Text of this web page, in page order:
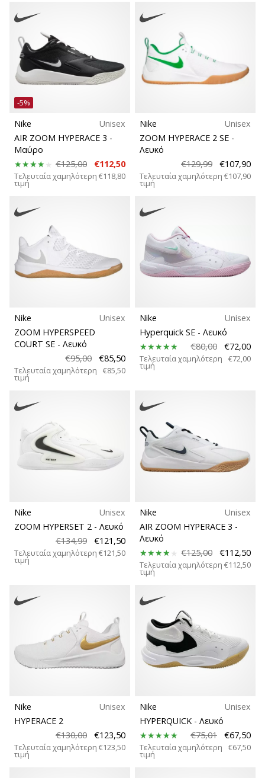
…
Εμφάνιση
όλων
των
άρθρων
-5%
Nike
Unisex
AIR ZOOM HYPERACE 3 -
Μαύρο
€125,00
€112,50
Τελευταία χαμηλότερη
τιμή
€118,80
Nike
Unisex
ZOOM HYPERACE 2 SE -
Λευκό
€129,99
€107,90
Τελευταία χαμηλότερη
τιμή
€107,90
Nike
Unisex
ZOOM HYPERSPEED
COURT SE - Λευκό
€95,00
€85,50
Τελευταία χαμηλότερη
τιμή
€85,50
Nike
Unisex
Hyperquick SE - Λευκό
€80,00
€72,00
Τελευταία χαμηλότερη
τιμή
€72,00
Nike
Unisex
ZOOM HYPERSET 2 - Λευκό
€134,99
€121,50
Τελευταία χαμηλότερη
τιμή
€121,50
Nike
Unisex
AIR ZOOM HYPERACE 3 -
Λευκό
€125,00
€112,50
Τελευταία χαμηλότερη
τιμή
€112,50
Nike
Unisex
HYPERACE 2
€130,00
€123,50
Τελευταία χαμηλότερη
τιμή
€123,50
Nike
Unisex
HYPERQUICK - Λευκό
€75,01
€67,50
Τελευταία χαμηλότερη
τιμή
€67,50